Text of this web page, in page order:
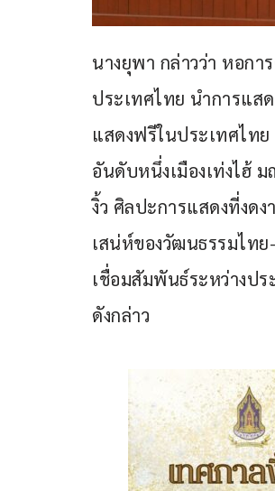
นางยุพา กล่าวว่า หอก
ประเทศไทย นำการแส
แสดงฟรีในประเทศไท
อันดับหนึ่งเมืองเท่งไฮ้
งิ้ว ศิลปะการแสดงที่งด
เสน่ห์ของวัฒนธรรมไท
เชื่อมสัมพันธ์ระหว่างป
ดังกล่าว